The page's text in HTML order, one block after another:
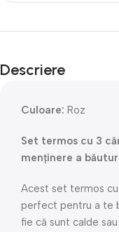
Descriere
Culoare: Roz
Set termos cu 3
menținere a
Acest set termos
perfect pentru a te
fie că sunt calde